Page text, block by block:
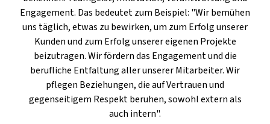
Engagement. Das bedeutet zum Beispiel: "Wir bemühen
uns täglich, etwas zu bewirken, um zum Erfolg unserer
Kunden und zum Erfolg unserer eigenen Projekte
beizutragen. Wir fördern das Engagement und die
berufliche Entfaltung aller unserer Mitarbeiter. Wir
pflegen Beziehungen, die auf Vertrauen und
gegenseitigem Respekt beruhen, sowohl extern als
auch intern".